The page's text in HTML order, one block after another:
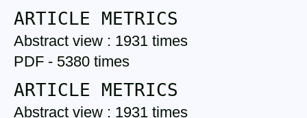
ARTICLE METRICS
Abstract view : 1931 times
PDF - 5380 times
ARTICLE METRICS
Abstract view : 1931 times